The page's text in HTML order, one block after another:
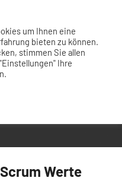
Werte
um Ihnen eine
bieten zu können.
stimmen Sie allen
Ihre